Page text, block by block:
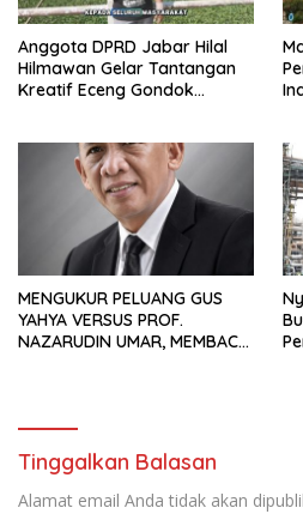
Anggota DPRD Jabar Hilal
Hilmawan Gelar Tantangan
Kreatif Eceng Gondok
MENGUKUR PELUANG GUS
YAHYA VERSUS PROF.
NAZARUDIN UMAR, MEMBACA
Tinggalkan Balasan
Alamat email Anda tidak akan